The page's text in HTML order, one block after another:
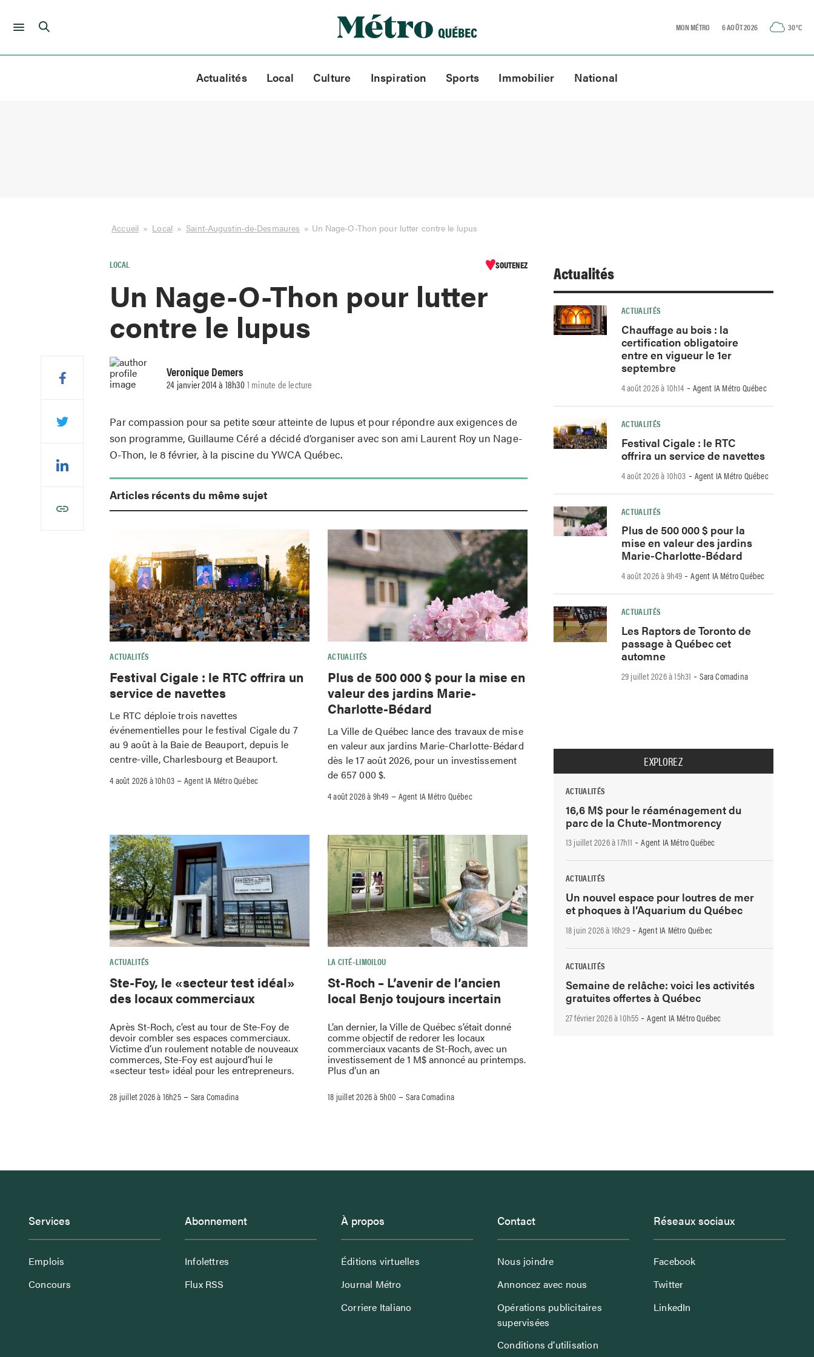
Skip
MON MÉTRO 6 AOÛT 2026 30°C
Actualités Local Culture Inspiration Sports Immobilier National
Accueil » Local » Saint-Augustin-de-Desmaures » Un Nage-O-Thon pour lutter contre le lupus
LOCAL SOUTENEZ
Un Nage-O-Thon pour lutter
contre le lupus
Veronique Demers
24 janvier 2014 à 18h301 minute de lecture
Par compassion pour sa petite sœur atteinte de lupus et pour répondre aux exigences de
son programme, Guillaume Céré a décidé d’organiser avec son ami Laurent Roy un Nage-
O-Thon, le 8 février, à la piscine du YWCA Québec.
Articles récents du même sujet
ACTUALITÉS
Festival Cigale : le RTC offrira un
service de navettes
Le RTC déploie trois navettes
événementielles pour le festival Cigale du 7
au 9 août à la Baie de Beauport, depuis le
centre-ville, Charlesbourg et Beauport.
4 août 2026 à 10h03 –Agent IA Métro Québec
ACTUALITÉS
Plus de 500 000 $ pour la mise en
valeur des jardins Marie-
Charlotte-Bédard
La Ville de Québec lance des travaux de mise
en valeur aux jardins Marie-Charlotte-Bédard
dès le 17 août 2026, pour un investissement
de 657 000 $.
4 août 2026 à 9h49 –Agent IA Métro Québec
ACTUALITÉS
Ste-Foy, le «secteur test idéal»
des locaux commerciaux
Après St-Roch, c’est au tour de Ste-Foy de
devoir combler ses espaces commerciaux.
Victime d’un roulement notable de nouveaux
commerces, Ste-Foy est aujourd’hui le
«secteur test» idéal pour les entrepreneurs.
28 juillet 2026 à 16h25–Sara Comadina
LA CITÉ–LIMOILOU
St-Roch – L’avenir de l’ancien
local Benjo toujours incertain
L’an dernier, la Ville de Québec s’était donné
comme objectif de redorer les locaux
commerciaux vacants de St-Roch, avec un
investissement de 1 M$ annoncé au printemps.
Plus d’un an
18 juillet 2026 à 5h00 –Sara Comadina
Actualités
ACTUALITÉS
Chauffage au bois : la
certification obligatoire
entre en vigueur le 1er
septembre
4 août 2026 à 10h14 -Agent IA Métro Québec
ACTUALITÉS
Festival Cigale : le RTC
offrira un service de navettes
4 août 2026 à 10h03 -Agent IA Métro Québec
ACTUALITÉS
Plus de 500 000 $ pour la
mise en valeur des jardins
Marie-Charlotte-Bédard
4 août 2026 à 9h49 -Agent IA Métro Québec
ACTUALITÉS
Les Raptors de Toronto de
passage à Québec cet
automne
29 juillet 2026 à 15h31 -Sara Comadina
EXPLOREZ
ACTUALITÉS
16,6 M$ pour le réaménagement du
parc de la Chute-Montmorency
13 juillet 2026 à 17h11 -Agent IA Métro Québec
ACTUALITÉS
Un nouvel espace pour loutres de mer
et phoques à l’Aquarium du Québec
18 juin 2026 à 16h29-Agent IA Métro Québec
ACTUALITÉS
Semaine de relâche: voici les activités
gratuites offertes à Québec
27 février 2026 à 10h55 -Agent IA Métro Québec
Services
Emplois
Concours
Abonnement
Infolettres
Flux RSS
À propos
Éditions virtuelles
Journal Métro
Corriere Italiano
Contact
Nous joindre
Annoncez avec nous
Opérations publicitaires
supervisées
Conditions d’utilisation
Réseaux sociaux
Facebook
Twitter
LinkedIn